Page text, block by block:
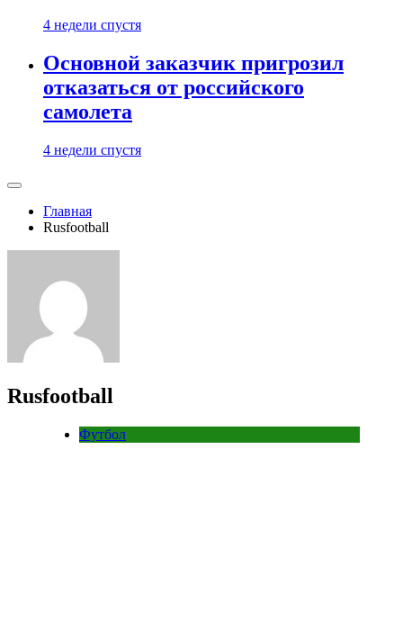
4 недели спустя
Основной заказчик пригрозил
отказаться от российского
самолета
4 недели спустя
Главная
Rusfootball
Rusfootball
Футбол